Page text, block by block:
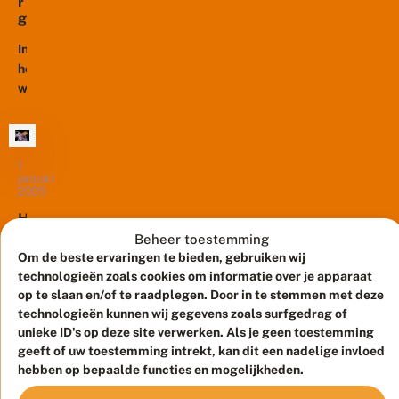
Beheer toestemming
Om de beste ervaringen te bieden, gebruiken wij
technologieën zoals cookies om informatie over je apparaat
op te slaan en/of te raadplegen. Door in te stemmen met deze
technologieën kunnen wij gegevens zoals surfgedrag of
unieke ID's op deze site verwerken. Als je geen toestemming
geeft of uw toestemming intrekt, kan dit een nadelige invloed
hebben op bepaalde functies en mogelijkheden.
e
b
e
ll
e
zelf
temperatuur...
k
a
n
t
i
e
om
het
buitenland
te
Daar
kun
je
vaak
andere
vlinders...
g
s
v
li
n
e
r
t
e
l
w
k
e
n
d
2
0
2
5
In
het
weekend
16
tot
en
met
het
weer
zover:
het
jaarlijkse
argusvlindertelweekend
1
januari
2025
H
l
p
o
o
k
i
n
2
0
2
Het
nieuwe
jaar
is
begonnen
en